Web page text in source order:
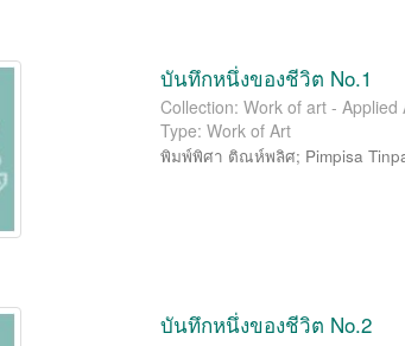
บันทึกหนึ่งของชีวิต No.1
Collection: Work of art -
Type: Work of Art
พิมพ์พิศา ติณห์พลิศ; Pimpisa
บันทึกหนึ่งของชีวิต No.2